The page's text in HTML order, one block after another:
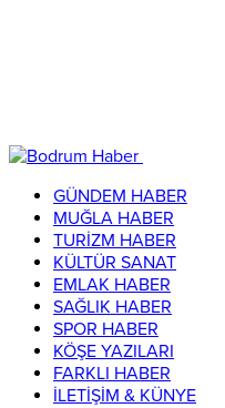
GÜNDEM HABER
MUĞLA HABER
TURİZM HABER
KÜLTÜR SANAT
EMLAK HABER
SAĞLIK HABER
SPOR HABER
KÖŞE YAZILARI
FARKLI HABER
İLETİŞİM & KÜNYE